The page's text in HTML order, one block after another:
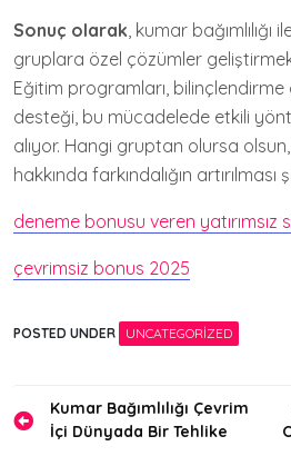
Sonuç olarak, kumar
gruplara özel çözümler
Eğitim programları, bilinçlendirme
desteği, bu mücadelede etkili
alıyor. Hangi gruptan olursa
hakkında farkındalığın artırılması
deneme bonusu veren yatırımsız
çevrimsiz bonus 2025
POSTED UNDER UNCATEGORIZED
Yazı
gezinmesi
Kumar Bağımlılığı Çevrim
İçi Dünyada Bir Tehlike